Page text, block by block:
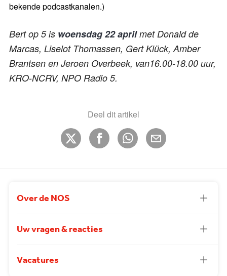
bekende podcastkanalen.)
Bert op 5 is woensdag 22 aprilmet Donald de
Marcas, Liselot Thomassen, Gert Klück, Amber
Brantsen en Jeroen Overbeek, van16.00-18.00 uur,
KRO-NCRV, NPO Radio 5.
Deel dit artikel
Over de NOS
Uw vragen & reacties
Vacatures